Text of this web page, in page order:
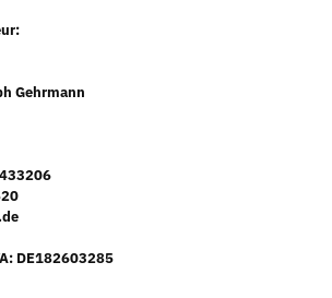
Gehrmann
DE182603285